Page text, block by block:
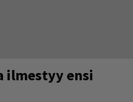
ilmestyy ensi